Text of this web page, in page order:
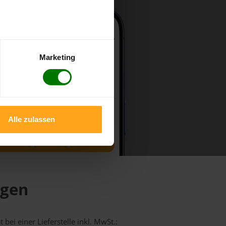
Marketing
Alle zulassen
bei einer Lieferstelle inkl. MwSt.: